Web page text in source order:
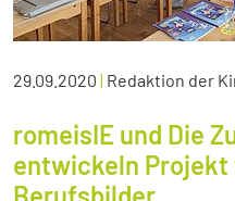
29.09.2020 | Redaktion der
romeisIE und Die
entwickeln Projekt